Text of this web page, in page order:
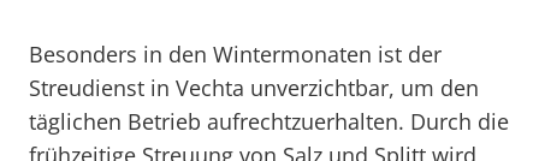
Besonders in den Wintermonaten ist der
Streudienst in Vechta unverzichtbar, um den
täglichen Betrieb aufrechtzuerhalten. Durch die
frühzeitige Streuung von Salz und Splitt wird